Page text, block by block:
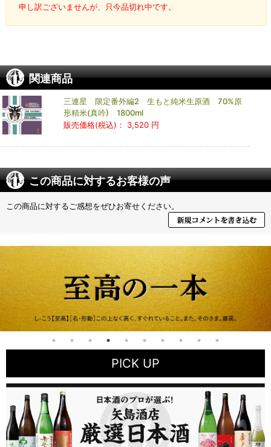
申し訳ございませんが、只今品切れ中です。
関連商品
三連星 限定番外編2 生もと純米生原酒 70%原
形精米(真吟) 1800ml
販売価格(税込)：
3,520 円
この商品に対するお客様の声
この商品に対するご感想をぜひお寄せください。
PICK UP